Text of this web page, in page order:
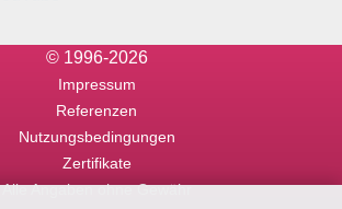
© 1996-2026
Impressum
Referenzen
Nutzungsbedingungen
Zertifikate
Alle Angaben ohne Gewähr